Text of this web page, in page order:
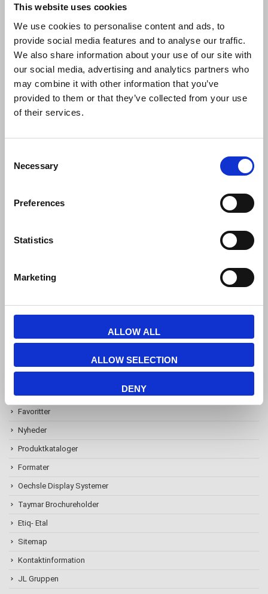
This website uses cookies
We use cookies to personalise content and ads, to
provide social media features and to analyse our traffic.
We also share information about your use of our site with
our social media, advertising and analytics partners who
may combine it with other information that you’ve
provided to them or that they’ve collected from your use
of their services.
Selection
Necessary
Preferences
Statistics
Marketing
ALLOW ALL
ALLOW SELECTION
DENY
JL Gruppen Salg/Display ApS
Østbanegade 103, 2100 københavn Ø
Tlf. 39 18 19 17
info@displayshop.dk
CVR-nr: 15 77 42 82
Tilmeld dig vores nyhedsbrev og modtag eksklusive tilbud og nyheder i
Vi bruger MailChimp som vores markedsføringsplatform. Ved tilmelding
Favoritter
Nyheder
Produktkataloger
Formater
Oechsle Display Systemer
Taymar Brochureholder
Etiq- Etal
Sitemap
Kontaktinformation
JL Gruppen